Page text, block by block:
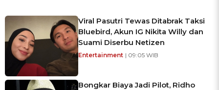
Viral Pasutri Tewas Ditabrak Taksi
Bluebird, Akun IG Nikita Willy dan
Suami Diserbu Netizen
Entertainment | 09:05 WIB
Bongkar Biaya Jadi Pilot, Ridho